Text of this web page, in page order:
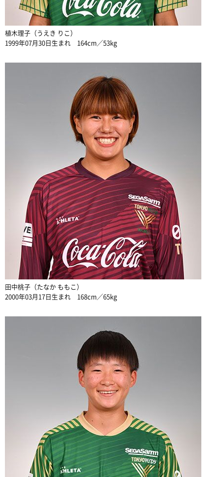
植木理子（うえき りこ）
1999年07月30日生まれ 164cm／53kg
田中桃子（たなか ももこ）
2000年03月17日生まれ 168cm／65kg